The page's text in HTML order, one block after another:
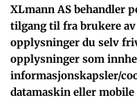
XLmann AS behandler
tilgang til fra brukere
opplysninger du selv
opplysninger som
informasjonskapsler/
datamaskin eller mobile